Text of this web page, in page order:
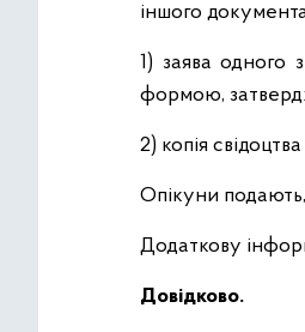
іншого
1) заява одного
формою,
2) копія
Опікуни
Додаткову
Довідково.